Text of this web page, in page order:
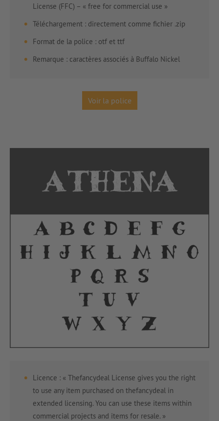
License (FFC) – « free for commercial use »
Téléchargement : directement comme fichier .zip
Format de la police : otf et ttf
Remarque : caractères associés à Buffalo Nickel
Voir la police
Licence : « Thefancydeal License gives you the right
to use any item purchased on thefancydeal in
extended licensing. You can use these items within
commercial projects and items for resale. »